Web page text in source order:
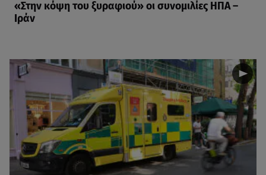
«Στην κόψη του ξυραφιού» οι συνομιλίες ΗΠΑ –
Ιράν